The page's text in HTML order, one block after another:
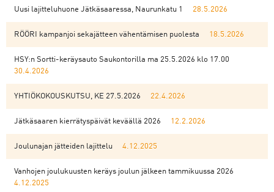
Uusi lajitteluhuone Jätkäsaaressa, Naurunkatu 1 28.5.2026
RÖÖRI kampanjoi sekajätteen vähentämisen puolesta 18.5.2026
HSY:n Sortti-keräysauto Saukontorilla ma 25.5.2026 klo 17.00
30.4.2026
YHTIÖKOKOUSKUTSU, KE 27.5.2026 22.4.2026
Jätkäsaaren kierrätyspäivät keväällä 2026 12.2.2026
Joulunajan jätteiden lajittelu 4.12.2025
Vanhojen joulukuusten keräys joulun jälkeen tammikuussa 2026
4.12.2025